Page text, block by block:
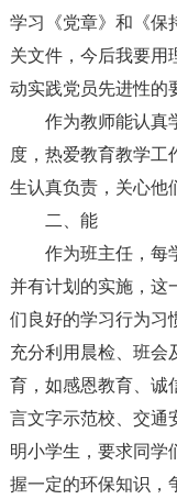
学习《党章》和《保
关文件，今后我要用
动实践党员先进性的
作为教师能认真
度，热爱教育教学工
生认真负责，关心他
二、能
作为班主任，每
并有计划的实施，这
们良好的学习行为习
充分利用晨检、班会
育，如感恩教育、诚
言文字示范校、交通
明小学生，要求同学
握一定的环保知识，